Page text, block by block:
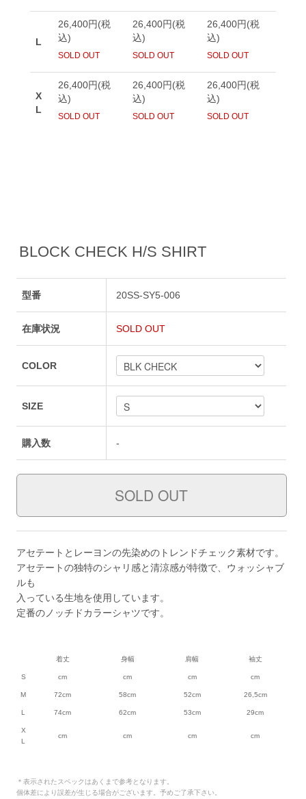
BLOCK CHECK H/S SHIRT
型番 20SS-SY5-006
在庫状況 SOLD OUT
COLOR
SIZE
購入数 -
アセテートとレーヨンの先染めのトレンドチェック素材です。
アセテートの独特のシャリ感と清涼感が特徴で、ウォッシャブ
ルも
入っている生地を使用しています。
定番のノッチドカラーシャツです。
着丈 身幅 肩幅 袖丈
S cm cm cm cm
M 72cm 58cm 52cm 26,5cm
L 74cm 62cm 53cm 29cm
X
L
cm cm cm cm
＊表示されたスペックはあくまで参考となります。
個体差により誤差が生じる場合がございます。予めご了承下さい。